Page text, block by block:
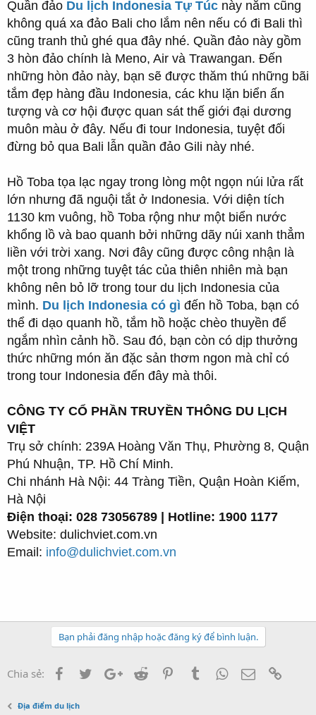
Quần đảo Du lịch Indonesia Tự Túc này nằm cũng
không quá xa đảo Bali cho lắm nên nếu có đi Bali thì
cũng tranh thủ ghé qua đây nhé. Quần đảo này gồm
3 hòn đảo chính là Meno, Air và Trawangan. Đến
những hòn đảo này, bạn sẽ được thăm thú những bãi
tắm đẹp hàng đầu Indonesia, các khu lặn biển ấn
tượng và cơ hội được quan sát thế giới đại dương
muôn màu ở đây. Nếu đi tour Indonesia, tuyệt đối
đừng bỏ qua Bali lẫn quần đảo Gili này nhé.
Hồ Toba tọa lạc ngay trong lòng một ngọn núi lửa rất
lớn nhưng đã nguội tắt ở Indonesia. Với diện tích
1130 km vuông, hồ Toba rộng như một biển nước
khổng lồ và bao quanh bởi những dãy núi xanh thẳm
liền với trời xang. Nơi đây cũng được công nhận là
một trong những tuyệt tác của thiên nhiên mà bạn
không nên bỏ lỡ trong tour du lịch Indonesia của
mình. Du lịch Indonesia có gì đến hồ Toba, bạn có
thể đi dạo quanh hồ, tắm hồ hoặc chèo thuyền để
ngắm nhìn cảnh hồ. Sau đó, bạn còn có dịp thưởng
thức những món ăn đặc sản thơm ngon mà chỉ có
trong tour Indonesia đến đây mà thôi.
CÔNG TY CỔ PHẦN TRUYỀN THÔNG DU LỊCH
VIỆT
Trụ sở chính: 239A Hoàng Văn Thụ, Phường 8, Quận
Phú Nhuận, TP. Hồ Chí Minh.
Chi nhánh Hà Nội: 44 Tràng Tiền, Quận Hoàn Kiếm,
Hà Nội
Điện thoại: 028 73056789 | Hotline: 1900 1177
Website: dulichviet.com.vn
Email: info@dulichviet.com.vn
Bạn phải đăng nhập hoặc đăng ký để bình luận.
Chia sẻ: FacebookTwitterGoogle+
Reddit PinterestTumblrWhatsApp
Email
Địa điểm du lịch